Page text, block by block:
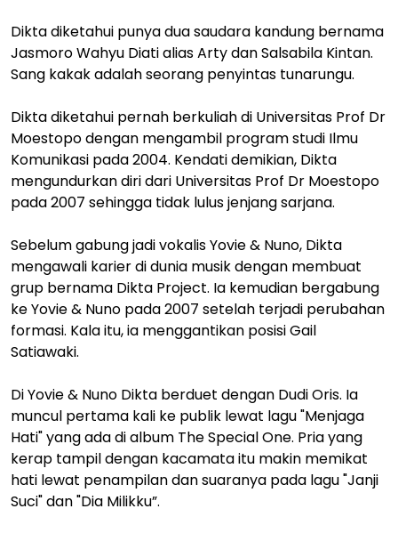
Dikta diketahui punya dua saudara kandung bernama
Jasmoro Wahyu Diati alias Arty dan Salsabila Kintan.
Sang kakak adalah seorang penyintas tunarungu.
Dikta diketahui pernah berkuliah di Universitas Prof Dr
Moestopo dengan mengambil program studi Ilmu
Komunikasi pada 2004. Kendati demikian, Dikta
mengundurkan diri dari Universitas Prof Dr Moestopo
pada 2007 sehingga tidak lulus jenjang sarjana.
Sebelum gabung jadi vokalis Yovie & Nuno, Dikta
mengawali karier di dunia musik dengan membuat
grup bernama Dikta Project. Ia kemudian bergabung
ke Yovie & Nuno pada 2007 setelah terjadi perubahan
formasi. Kala itu, ia menggantikan posisi Gail
Satiawaki.
Di Yovie & Nuno Dikta berduet dengan Dudi Oris. Ia
muncul pertama kali ke publik lewat lagu "Menjaga
Hati" yang ada di album The Special One. Pria yang
kerap tampil dengan kacamata itu makin memikat
hati lewat penampilan dan suaranya pada lagu "Janji
Suci" dan "Dia Milikku”.